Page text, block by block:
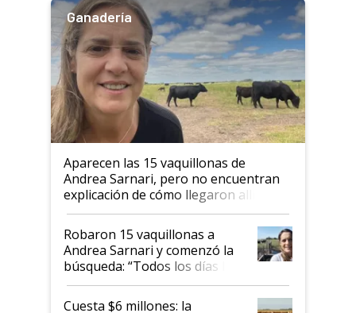
Ganadería
Aparecen las 15 vaquillonas de
Andrea Sarnari, pero no encuentran
explicación de cómo llegaron allí
Robaron 15 vaquillonas a
Andrea Sarnari y comenzó la
búsqueda: “Todos los días le
toca a algún productor”
Cuesta $6 millones: la